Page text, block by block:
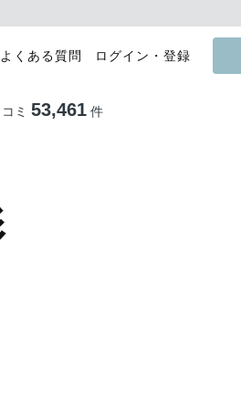
よくある質問 ログイン・登録
ミ 53,461件